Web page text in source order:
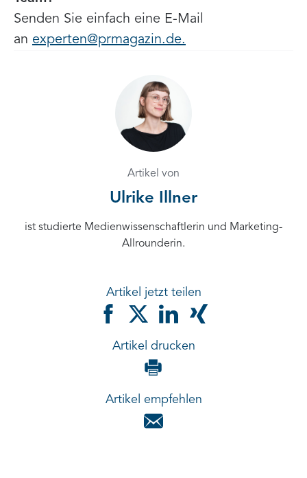
Senden Sie einfach eine E-Mail
an experten@prmagazin.de.
Artikel von
Ulrike Illner
ist studierte Medienwissenschaftlerin und Marketing-
Allrounderin.
Artikel jetzt teilen
Artikel drucken
Artikel empfehlen